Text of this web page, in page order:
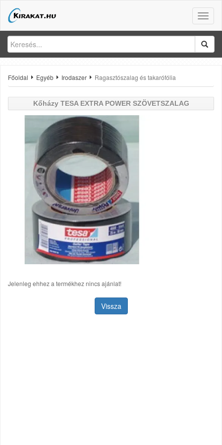
Toggle
Főoldal Egyéb Irodaszer Ragasztószalag és takarófólia
Kőházy TESA EXTRA POWER SZÖVETSZALAG
Jelenleg ehhez a termékhez nincs ajánlat!
Vissza